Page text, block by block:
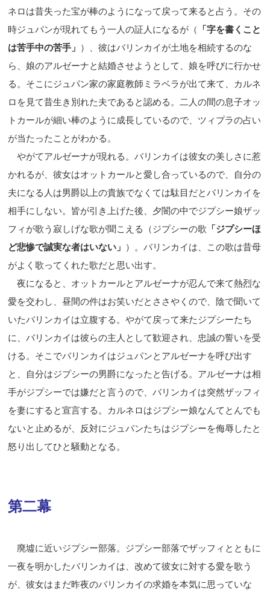
ネロは昔失った宝が棒のようになって戻って来ると占う。その
時ジュパンが現れてもう一人の証人になるが（
「字を書くこと
は苦手中の苦手」 ）、彼はバリンカイが土地を相続するのな
ら、娘のアルゼーナと結婚させようとして、娘を呼びに行かせ
る。そこにジュパン家の家庭教師ミラベラが出て来て、カルネ
ロを見て昔生き別れた夫であると認める。二人の間の息子オッ
トカールが細い棒のように成長しているので、ツィプラの占い
が当たったことがわかる。
やがてアルゼーナが現れる。バリンカイは彼女の美しさに惹
かれるが、彼女はオットカールと愛し合っているので、自分の
夫になる人は男爵以上の貴族でなくては駄目だとバリンカイを
相手にしない。皆が引き上げた後、夕闇の中でジプシー娘ザッ
フィが歌う寂しげな歌が聞こえる（ジプシーの歌 「ジプシーほ
ど悲惨で誠実な者はいない」 ）。バリンカイは、この歌は昔母
がよく歌ってくれた歌だと思い出す。
夜になると、オットカールとアルゼーナが忍んで来て熱烈な
愛を交わし、昼間の件はお笑いだとささやくので、陰で聞いて
いたバリンカイは立腹する。やがて戻って来たジプシーたち
に、バリンカイは彼らの主人として歓迎され、忠誠の誓いを受
ける。そこでバリンカイはジュパンとアルゼーナを呼び出す
と、自分はジプシーの男爵になったと告げる。アルゼーナは相
手がジプシーでは嫌だと言うので、バリンカイは突然ザッフィ
を妻にすると宣言する。カルネロはジプシー娘なんてとんでも
ないと止めるが、反対にジュパンたちはジプシーを侮辱したと
怒り出してひと騒動となる。
第二幕
廃墟に近いジプシー部落。ジプシー部落でザッフィとともに
一夜を明かしたバリンカイは、改めて彼女に対する愛を歌う
が、彼女はまだ昨夜のバリンカイの求婚を本気に思っていな